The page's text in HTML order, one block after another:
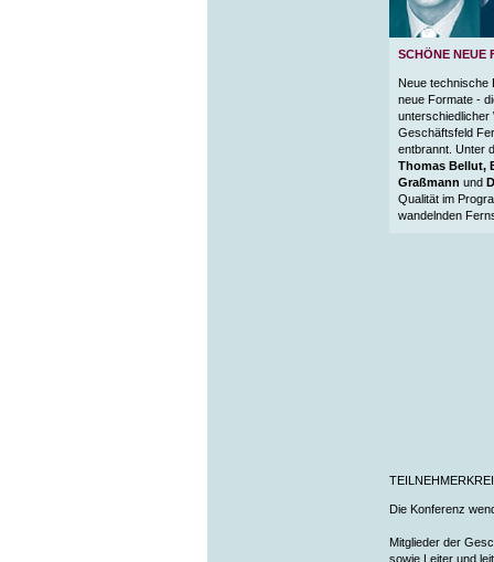
SCHÖNE NEUE
Neue technische
neue Formate -
unterschiedlicher
Geschäftsfeld
entbrannt. Unter
Thomas Bellut,
Graßmann und
Qualität im
wandelnden
Die Konferenz
Mitglieder der
sowie Leiter und